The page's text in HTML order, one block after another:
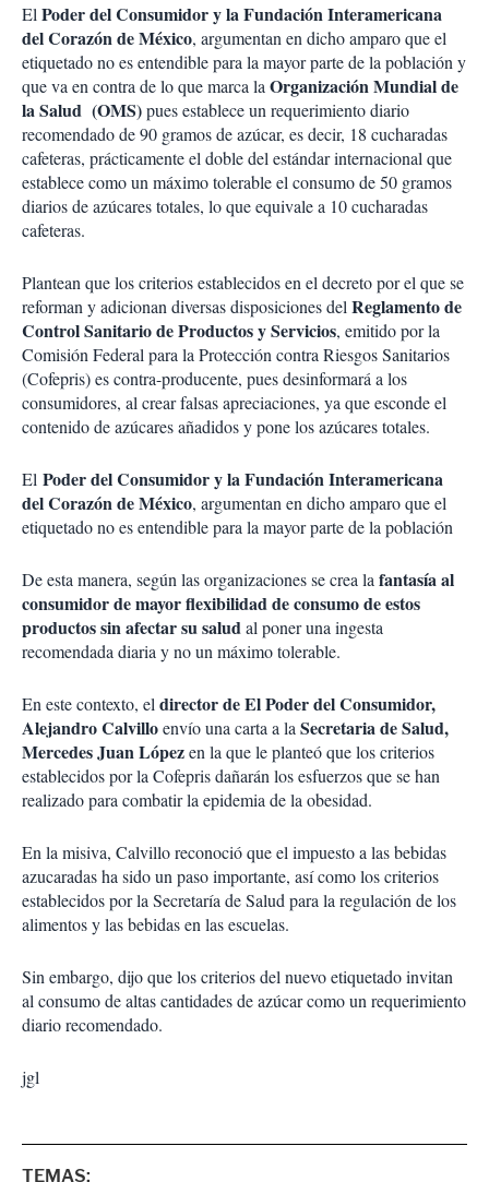
El Poder del Consumidor y la Fundación Interamericana
del Corazón de México, argumentan en dicho amparo que el
etiquetado no es entendible para la mayor parte de la población y
que va en contra de lo que marca la Organización Mundial de
la Salud (OMS)pues establece un requerimiento diario
recomendado de 90 gramos de azúcar, es decir, 18 cucharadas
cafeteras, prácticamente el doble del estándar internacional que
establece como un máximo tolerable el consumo de 50 gramos
diarios de azúcares totales, lo que equivale a 10 cucharadas
cafeteras.
Plantean que los criterios establecidos en el decreto por el que se
reforman y adicionan diversas disposiciones del Reglamento de
Control Sanitario de Productos y Servicios, emitido por la
Comisión Federal para la Protección contra Riesgos Sanitarios
(Cofepris) es contra-producente, pues desinformará a los
consumidores, al crear falsas apreciaciones, ya que esconde el
contenido de azúcares añadidos y pone los azúcares totales.
El Poder del Consumidor y la Fundación Interamericana
del Corazón de México, argumentan en dicho amparo que el
etiquetado no es entendible para la mayor parte de la población
De esta manera, según las organizaciones se crea la fantasía al
consumidor de mayor flexibilidad de consumo de estos
productos sin afectar su saludal poner una ingesta
recomendada diaria y no un máximo tolerable.
En este contexto, el director de El Poder del Consumidor,
Alejandro Calvilloenvío una carta a la Secretaria de Salud,
Mercedes Juan Lópezen la que le planteó que los criterios
establecidos por la Cofepris dañarán los esfuerzos que se han
realizado para combatir la epidemia de la obesidad.
En la misiva, Calvillo reconoció que el impuesto a las bebidas
azucaradas ha sido un paso importante, así como los criterios
establecidos por la Secretaría de Salud para la regulación de los
alimentos y las bebidas en las escuelas.
Sin embargo, dijo que los criterios del nuevo etiquetado invitan
al consumo de altas cantidades de azúcar como un requerimiento
diario recomendado.
jgl
TEMAS: